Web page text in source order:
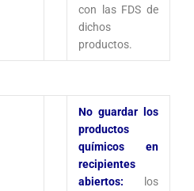
con las FDS de
dichos
productos.
No guardar los
productos
químicos en
recipientes
abiertos:
los